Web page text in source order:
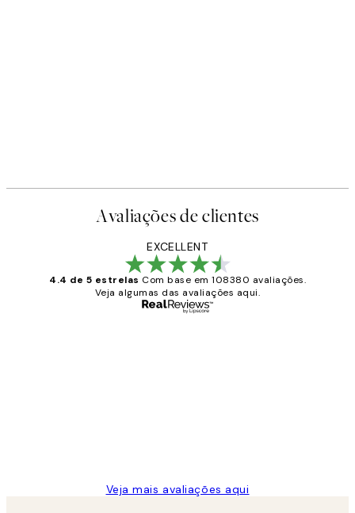
Avaliações de clientes
EXCELLENT
4.4 de 5 estrelas Com base em 108380 avaliações.
Veja algumas das avaliações aqui.
Veja mais avaliações aqui